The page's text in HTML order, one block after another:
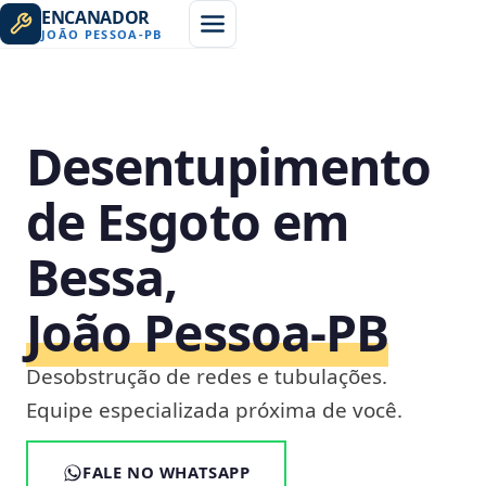
ENCANADOR
JOÃO PESSOA -PB
Desentupimento
de Esgoto em
Bessa,
João Pessoa‑PB
Desobstrução de redes e tubulações.
Equipe especializada próxima de você.
FALE NO WHATSAPP